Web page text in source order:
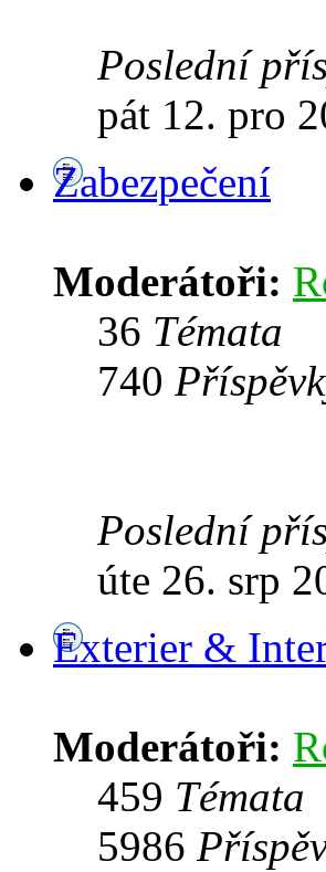
Poslední
pát 12. pro
Zabezpečení
Moderátoři:
36 Témata
740
Poslední
úte 26. srp
Exterier &
Moderátoři:
459 Témata
5986